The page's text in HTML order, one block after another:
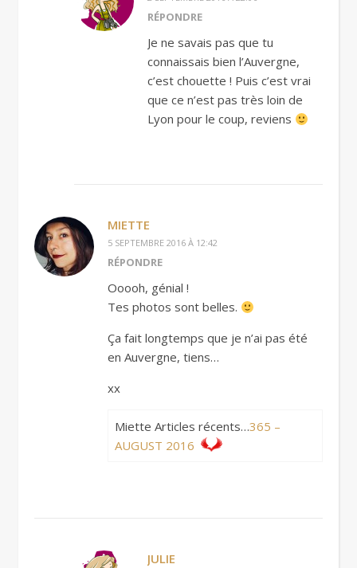
RÉPONDRE
Je ne savais pas que tu
connaissais bien l’Auvergne,
c’est chouette ! Puis c’est vrai
que ce n’est pas très loin de
Lyon pour le coup, reviens
MIETTE
5 SEPTEMBRE 2016 À 12:42
RÉPONDRE
Ooooh, génial !
Tes photos sont belles.
Ça fait longtemps que je n’ai pas été
en Auvergne, tiens…
xx
Miette Articles récents…365 –
AUGUST 2016
JULIE